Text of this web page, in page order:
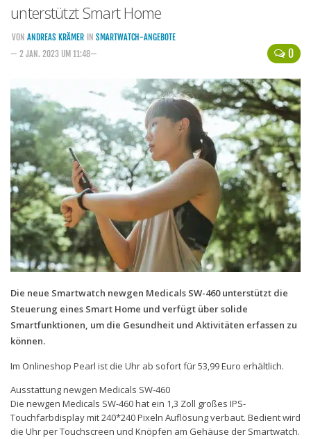
Handytarife
Smartphonetarife
Datentarife
o2
Smartphonetarife
Prepaid-Tarife
Datentarife
Flatrate-Prepaidtarife
Mobilfunk-Vergleichsrechner
Mobilfunk-Tarifrechner
Flatrate-Datentarife
unterstützt Smart Home
0
VON ANDREAS KRÄMER IN SMARTWATCH-ANGEBOTE
— 2 JAN. 2023 UM 11:48—
Die neue Smartwatch newgen Medicals SW-460 unterstützt die
Steuerung eines Smart Home und verfügt über solide
Smartfunktionen, um die Gesundheit und Aktivitäten erfassen zu
können.
Im Onlineshop Pearl ist die Uhr ab sofort für 53,99 Euro erhältlich.
Ausstattung newgen Medicals SW-460
Die newgen Medicals SW-460 hat ein 1,3 Zoll großes IPS-
Touchfarbdisplay mit 240*240 Pixeln Auflösung verbaut. Bedient wird
die Uhr per Touchscreen und Knöpfen am Gehäuse der Smartwatch.